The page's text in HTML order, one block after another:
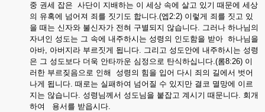
중 권세 잡은 사단이 지배하는 이 세상 속에 살고 있기 때문에 세상
의 유혹에 넘어져 죄를 짓기도 합니다.(엡2:2) 이렇게 죄를 짓고 있
을 때는 신자와 불신자가 전혀 구별되지 않습니다. 그러나 하나님의
자녀인 성도는 그 속에 내주하시는 성령의 인도함을 받아 하나님을
아바, 아버지라 부르짓게 됩니다. 그리고 성도안에 내주하시는 성령
은 그 성도보다 더욱 안타까운 심정으로 탄식하십니다.(롬8:26) 이
러한 부르짖음으로 인해 성령의 힘을 입어 다시 죄의 길에서 벗어
나게 됩니다. 때로는 실패하여 넘어질 수 있지만 결코 멸망에 이르
지는 않습니다. 성령님께서 성도님을 붙잡고 계시기 때문니다. 회개
하여 용서를 받읍시다.